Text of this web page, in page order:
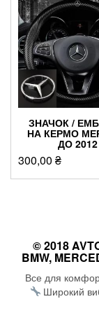
ЗНАЧОК /
НА КЕРМО
ДО 2012
300,00 ₴
© 2018
BMW,
Все для
Широкий